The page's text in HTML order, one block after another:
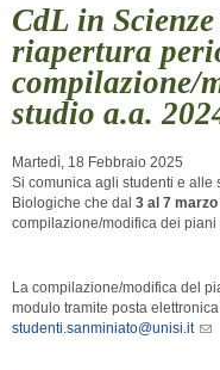
CdL in
riapertura
compilazione/
studio a.a.
Martedì, 18 Febbraio 2025
Si comunica agli studenti e alle
Biologiche che dal 3 al 7
compilazione/modifica dei piani
La compilazione/modifica del
modulo tramite posta
studenti.sanminiato@unisi.it